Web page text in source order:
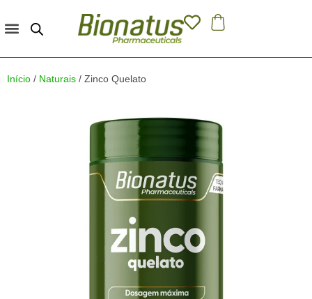
Início / Naturais / Zinco Quelato